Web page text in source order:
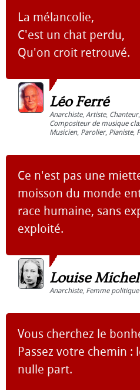
La mélancolie,
C'est un chat perdu,
Qu'on croit retrouvé.
Léo Ferré
Anarchiste, Artiste, Chanteur,
Compositeur de musique
Musicien, Parolier, Pianiste,
Ce n'est pas une
moisson du monde
race humaine, sans
exploité.
Louise Michel
Anarchiste, Femme politique
Vous cherchez le
Passez votre chemin
nulle part.